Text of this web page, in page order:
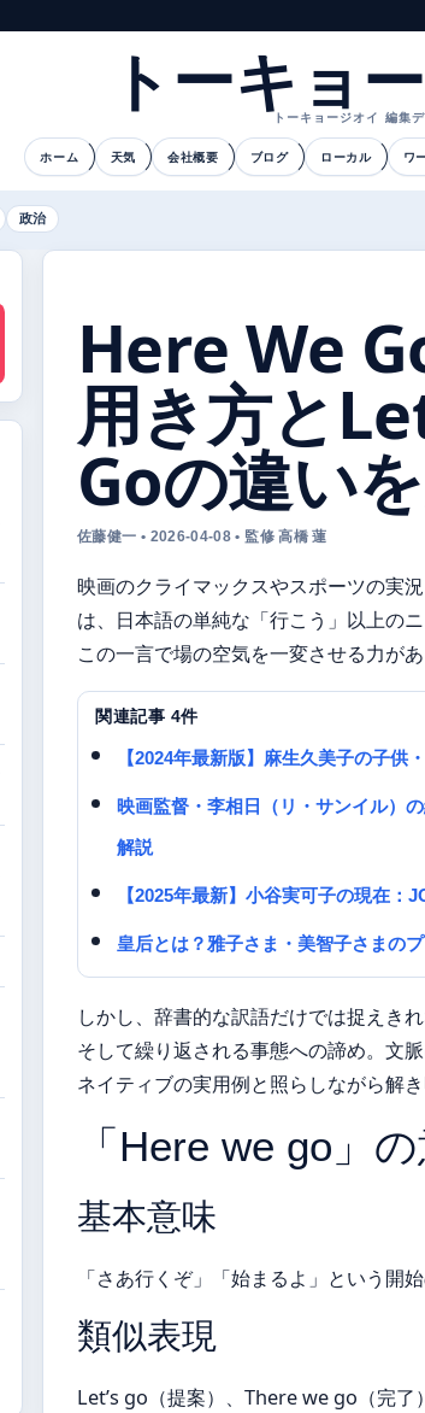
トーキョ
トーキョージオイ 編集
ホーム 天気 会社概要 ブログ ローカル ワ
政治
Here We
用き方と
Goの違い
佐藤健一 • 2026-04-08 • 監修 高橋 蓮
映画のクライマックスやスポーツの実
は、日本語の単純な「行こう」以上の
この一言で場の空気を一変させる力があ
関連記事 4件
【2024年最新版】麻生久美子の子供
映画監督・李相日（リ・サンイル）
解説
【2025年最新】小谷実可子の現在
皇后とは？雅子さま・美智子さまの
しかし、辞書的な訳語だけでは捉えき
そして繰り返される事態への諦め。文
ネイティブの実用例と照らしながら解き
「Here we go」
基本意味
「さあ行くぞ」「始まるよ」という開
類似表現
Let’s go（提案）、There we go（完了